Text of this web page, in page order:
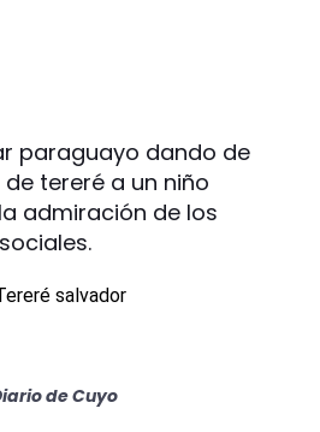
paraguayo dando de
tereré a un niño
admiración de los
de Cuyo